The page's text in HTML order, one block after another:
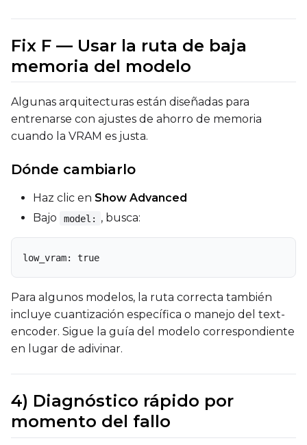
Fix F — Usar la ruta de baja
memoria del modelo
Algunas arquitecturas están diseñadas para
entrenarse con ajustes de ahorro de memoria
cuando la VRAM es justa.
Dónde cambiarlo
Haz clic en Show Advanced
Bajo
model: , busca:
low_vram: true
Para algunos modelos, la ruta correcta también
incluye cuantización específica o manejo del text-
encoder. Sigue la guía del modelo correspondiente
en lugar de adivinar.
4) Diagnóstico rápido por
momento del fallo